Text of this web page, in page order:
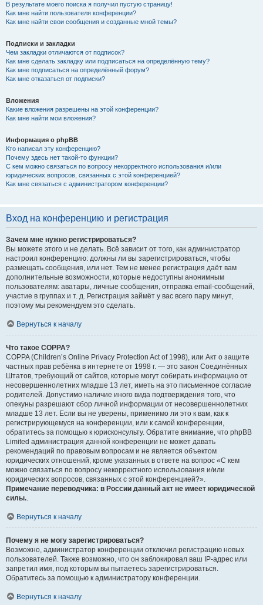
В результате моего поиска я получил пустую страницу!
Как мне найти пользователя конференции?
Как мне найти свои сообщения и созданные мной темы?
Подписки и закладки
Чем закладки отличаются от подписок?
Как мне сделать закладку или подписаться на определённую тему?
Как мне подписаться на определённый форум?
Как мне отказаться от подписки?
Вложения
Какие вложения разрешены на этой конференции?
Как мне найти мои вложения?
Информация о phpBB
Кто написал эту конференцию?
Почему здесь нет такой-то функции?
С кем можно связаться по вопросу некорректного использования и/или
юридических вопросов, связанных с этой конференцией?
Как мне связаться с администратором конференции?
Вход на конференцию и регистрация
Зачем мне нужно регистрироваться?
Вы можете этого и не делать. Всё зависит от того, как администратор
настроил конференцию: должны ли вы зарегистрироваться, чтобы
размещать сообщения, или нет. Тем не менее регистрация даёт вам
дополнительные возможности, которые недоступны анонимным
пользователям: аватары, личные сообщения, отправка email-сообщений,
участие в группах и т. д. Регистрация займёт у вас всего пару минут,
поэтому мы рекомендуем это сделать.
Вернуться к началу
Что такое COPPA?
COPPA (Children’s Online Privacy Protection Act of 1998), или Акт о защите
частных прав ребёнка в интернете от 1998 г. — это закон Соединённых
Штатов, требующий от сайтов, которые могут собирать информацию от
несовершеннолетних младше 13 лет, иметь на это письменное согласие
родителей. Допустимо наличие иного вида подтверждения того, что
опекуны разрешают сбор личной информации от несовершеннолетних
младше 13 лет. Если вы не уверены, применимо ли это к вам, как к
регистрирующемуся на конференции, или к самой конференции,
обратитесь за помощью к юрисконсульту. Обратите внимание, что phpBB
Limited администрация данной конференции не может давать
рекомендаций по правовым вопросам и не является объектом
юридических отношений, кроме указанных в ответе на вопрос «С кем
можно связаться по вопросу некорректного использования и/или
юридических вопросов, связанных с этой конференцией?».
Примечание переводчика: в России данный акт не имеет юридической
силы..
Вернуться к началу
Почему я не могу зарегистрироваться?
Возможно, администратор конференции отключил регистрацию новых
пользователей. Также возможно, что он заблокировал ваш IP-адрес или
запретил имя, под которым вы пытаетесь зарегистрироваться.
Обратитесь за помощью к администратору конференции.
Вернуться к началу